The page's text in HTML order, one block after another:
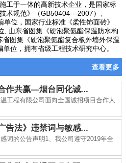
工于一体的高新技术企业，是国家标
术规范》（GB50404---2007）、
单位，国家行业标准《柔性饰面砖》
, 山东省图集《硬泡聚氨酯保温防水构
图集《硬泡聚氨酯复合板外墙外保温
位，拥有省级工程技术研究中心。
查看更多
作共赢—烟台同化诚...
工程有限公司面向全国诚招项目合作人
告法》违禁词与敏感...
词的公告声明1、我公司遵守2019年全